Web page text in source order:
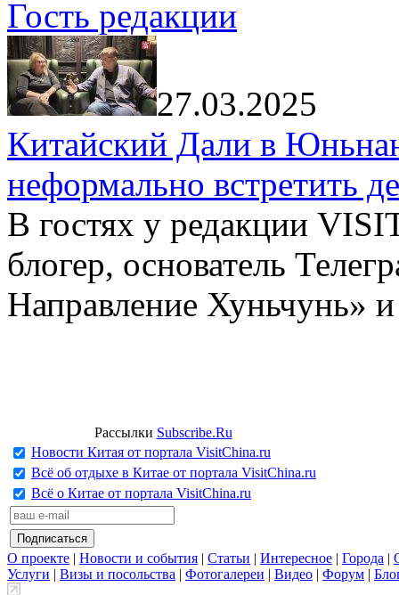
Гость редакции
27.03.2025
Китайский Дали в
неформально встретить
В гостях у редакции
блогер, основатель
Направление Хуньчунь»
Рассылки Subscribe.Ru
Новости Китая от портала VisitChina.ru
Всё об отдыхе в Китае от портала VisitChina.ru
Всё о Китае от портала VisitChina.ru
О проекте | Новости и события | Статьи | Интересное | Города |
Услуги | Визы и посольства | Фотогалереи | Видео | Форум |